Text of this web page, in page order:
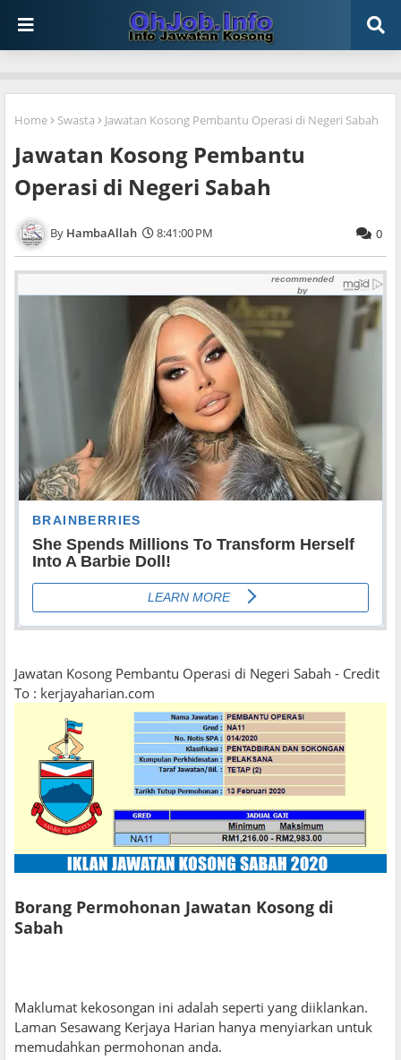
Home Swasta Jawatan Kosong Pembantu Operasi di Negeri Sabah
Jawatan Kosong Pembantu
Operasi di Negeri Sabah
HambaAllah 8:41:00 PM 0
Jawatan Kosong Pembantu Operasi di Negeri Sabah - Credit
To : kerjayaharian.com
Borang Permohonan Jawatan Kosong di
Sabah
Maklumat kekosongan ini adalah seperti yang diiklankan.
Laman Sesawang Kerjaya Harian hanya menyiarkan untuk
memudahkan permohonan anda.